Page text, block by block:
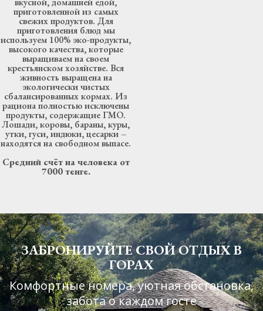
приготовленной из самых
свежих продуктов. Для
приготовления блюд мы
используем 100% эко-продукты,
высокого качества, которые
выращиваем на своем
крестьянском хозяйстве. Вся
живность выращена на
экологически чистых
сбалансированных кормах. Из
рациона полностью исключены
продукты, содержащие ГМО.
Лошади, коровы, бараны, куры,
утки, гуси, индюки, цесарки –
находятся на свободном выпасе.
Средний счёт на человека от
7000 тенге.
ЗАБРОНИРУЙТЕ СВОЙ ОТДЫХ В
ГОРАХ
Комфортные номера, уютная обстановка,
забота о каждом госте